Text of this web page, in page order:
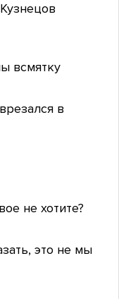
всмятку
в
не хотите?
это не мы